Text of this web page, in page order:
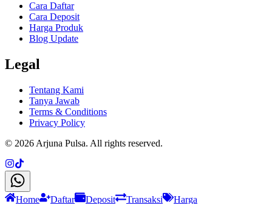
Cara Daftar
Cara Deposit
Harga Produk
Blog Update
Legal
Tentang Kami
Tanya Jawab
Terms & Conditions
Privacy Policy
© 2026 Arjuna Pulsa. All rights reserved.
Home Daftar Deposit Transaksi Harga